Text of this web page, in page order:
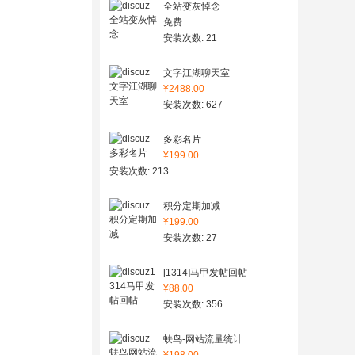
全站变灰悼念
免费
安装次数: 21
文字江湖聊天室
¥2488.00
安装次数: 627
多彩名片
¥199.00
安装次数: 213
积分定期加减
¥199.00
安装次数: 27
[1314]马甲发帖回帖
¥88.00
安装次数: 356
蚨鸟-网站流量统计